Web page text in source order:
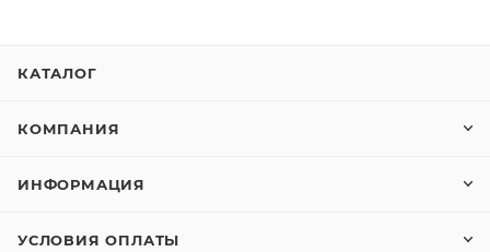
КАТАЛОГ
КОМПАНИЯ
ИНФОРМАЦИЯ
УСЛОВИЯ ОПЛАТЫ